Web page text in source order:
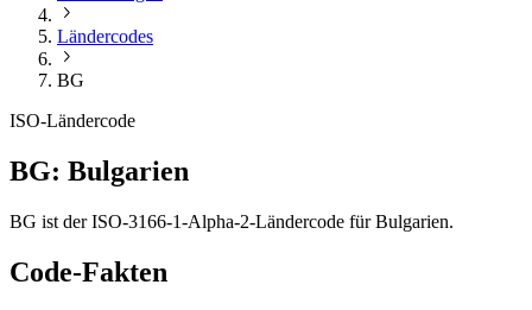
Ländercodes
BG
ISO-Ländercode
BG: Bulgarien
BG ist der ISO-3166-1-Alpha-2-Ländercode für Bulgarien.
Code-Fakten